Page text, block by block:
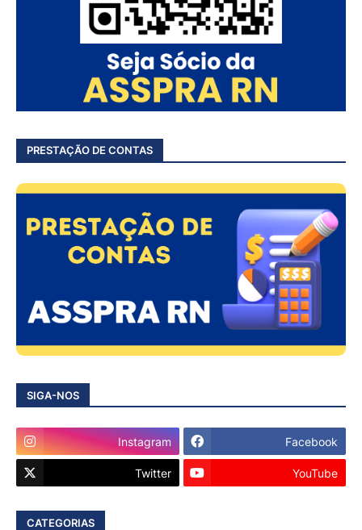
PRESTAÇÃO DE CONTAS
SIGA-NOS
Instagram Facebook
Twitter YouTube
CATEGORIAS